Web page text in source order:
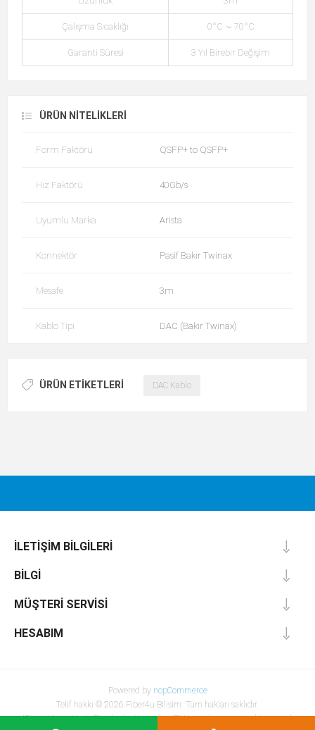
Çalışma Sıcaklığı 0°C ~ 70°C
Garanti Süresi 3 Yıl Birebir Değişim
ÜRÜN NITELIKLERI
Form Faktörü QSFP+ to QSFP+
Hız Faktörü 40Gb/s
Uyumlu Marka Arista
Konnektör Pasif Bakır Twinax
Mesafe 3m
Kablo Tipi DAC (Bakır Twinax)
ÜRÜN ETIKETLERI DAC Kablo
İLETIŞIM BILGILERI
BILGI
MÜŞTERI SERVISI
HESABIM
Powered by nopCommerce
Telif hakkı © 2026 Fiber4u Bilisim. Tüm hakları saklıdır.
KDV ve Kargo Hariç Fiyatlardır. Kargo ve KDV hesaplaması sonraki aşamada